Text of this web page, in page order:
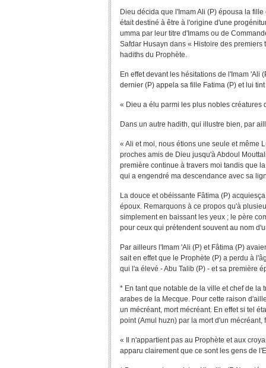
Dieu décida que l'Imam Ali (P) épousa la
était destiné à être à l'origine d'une
umma par leur titre d'Imams ou de
Safdar Husayn dans « Histoire des premiers
hadiths du Prophète.
En effet devant les hésitations de l'Imam 'Ali
dernier (P) appela sa fille Fatima (P) et lui
« Dieu a élu parmi les plus nobles créatures
Dans un autre hadith, qui illustre bien, par
« Ali et moi, nous étions une seule et même
proches amis de Dieu jusqu'à Abdoul
première continue à travers moi tandis que
qui a engendré ma descendance avec sa
La douce et obéissante Fâtima (P)
époux. Remarquons à ce propos qu'à
simplement en baissant les yeux ; le père
pour ceux qui prétendent souvent au nom
Par ailleurs l'Imam 'Ali (P) et Fâtima (P)
sait en effet que le Prophète (P) a perdu à
qui l'a élevé - Abu Talib (P) - et sa première
* En tant que notable de la ville et chef de la
arabes de la Mecque. Pour cette raison
un mécréant, mort mécréant. En effet si tel
point (Amul huzn) par la mort d'un
« Il n'appartient pas au Prophète et aux
apparu clairement que ce sont les gens de